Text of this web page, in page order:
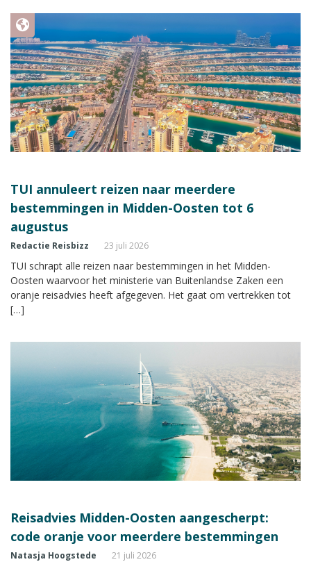
TUI annuleert reizen naar meerdere
bestemmingen in Midden-Oosten tot 6
augustus
Redactie Reisbizz 23 juli 2026
TUI schrapt alle reizen naar bestemmingen in het Midden-
Oosten waarvoor het ministerie van Buitenlandse Zaken een
oranje reisadvies heeft afgegeven. Het gaat om vertrekken tot
[…]
Reisadvies Midden-Oosten aangescherpt:
code oranje voor meerdere bestemmingen
Natasja Hoogstede 21 juli 2026